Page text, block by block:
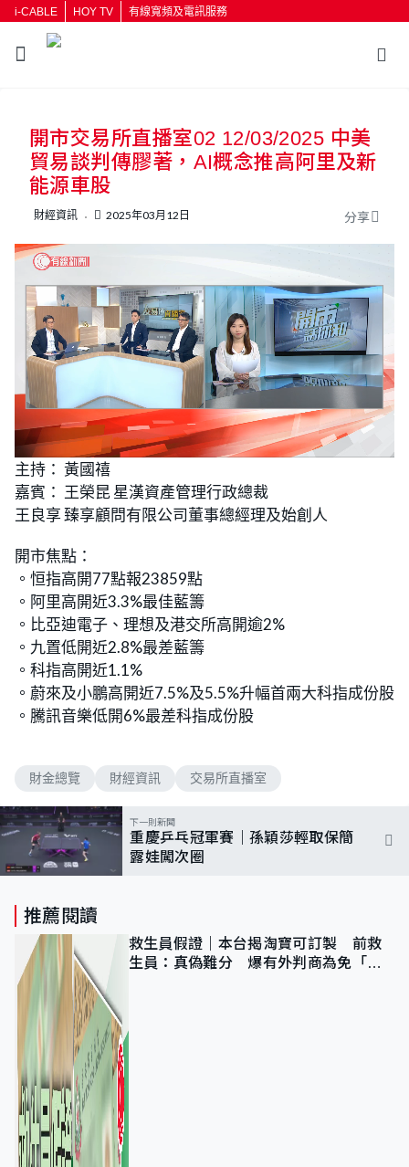
i-CABLE HOY TV 有線寬頻及電訊服務
開市交易所直播室02 12/03/2025 中美
貿易談判傳膠著，AI概念推高阿里及新
能源車股
財經資訊 2025年03月12日 分享
n
m
u
t
e
L
o
e
d
:
4
主持： 黃國禧
嘉賓： 王榮昆 星漢資產管理行政總裁
王良享 臻享顧問有限公司董事總經理及始創人
開市焦點：
。恒指高開77點報23859點
。阿里高開近3.3%最佳藍籌
。比亞迪電子、理想及港交所高開逾2%
。九置低開近2.8%最差藍籌
。科指高開近1.1%
。蔚來及小鵬高開近7.5%及5.5%升幅首兩大科指成份股
。騰訊音樂低開6%最差科指成份股
財金總覽 財經資訊 交易所直播室
下一則新聞
重慶乒乓冠軍賽｜孫穎莎輕取保簡
露娃闖次圈
推薦閱讀
救生員假證｜本台揭淘寶可訂製 前救
生員：真偽難分 爆有外判商為免「封